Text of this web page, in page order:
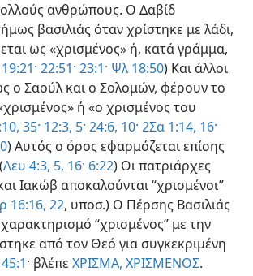
ανθρώπους. Ο Δαβίδ
βασιλιάς όταν χρίστηκε με λάδι,
ως «χρισμένος» ή, κατά γράμμα,
22:51· 23:1· Ψλ 18:50) Και άλλοι
ο Σαούλ και ο Σολομών, φέρουν το
ή «ο χρισμένος του
35· 12:3, 5· 24:6, 10· 2Σα 1:14, 16·
) Αυτός ο όρος εφαρμόζεται επίσης
Λευ 4:3, 5, 16· 6:22) Οι πατριάρχες
Ιακώβ αποκαλούνται “χρισμένοι”
16:16, 22, υποσ.) Ο Πέρσης Βασιλιάς
“χρισμένος” με την
από τον Θεό για συγκεκριμένη
· βλέπε ΧΡΙΣΜΑ, ΧΡΙΣΜΕΝΟΣ.